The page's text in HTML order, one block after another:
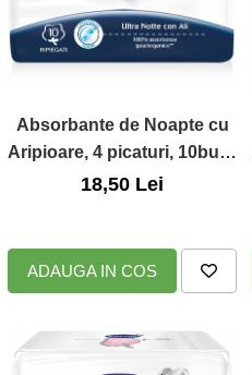
Absorbante de Noapte cu
Aripioare, 4 picaturi, 10buc.,
Laurella Bio Cotton
18,50 Lei
ADAUGA IN COS